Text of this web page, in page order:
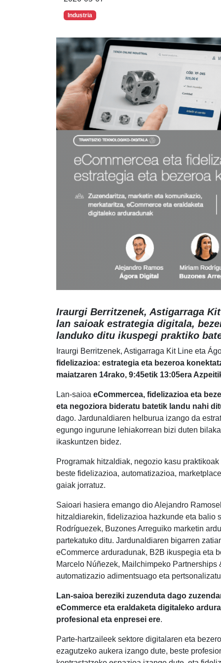
Industria
Iraurgi Berritzenek, Astigarraga
lan saioak estrategia digitala,
landuko ditu ikuspegi praktiko
Iraurgi Berritzenek, Astigarraga Kit Line eta
fidelizazioa: estrategia eta bezeroa
maiatzaren 14rako, 9:45etik 13:05era
Lan-saioa eCommercea, fidelizazioa eta
eta negoziora bideratu batetik landu nahi
dago. Jardunaldiaren helburua izango da
egungo ingurune lehiakorrean bizi duten
ikaskuntzen bidez.
Programak hitzaldiak, negozio kasu
beste fidelizazioa, automatizazioa,
gaiak jorratuz.
Saioari hasiera emango dio Alejandro
hitzaldiarekin, fidelizazioa hazkunde eta balio
Rodríguezek, Buzones Arreguiko marketin
partekatuko ditu. Jardunaldiaren bigarren
eCommerce arduradunak, B2B ikuspegia eta
Marcelo Núñezek, Mailchimpeko
automatizazio adimentsuago eta
Lan-saioa bereziki zuzenduta dago
eCommerce eta eraldaketa digitaleko
profesional eta enpresei ere.
Parte-hartzaileek sektore digitalaren eta
ezagutzeko aukera izango dute, beste